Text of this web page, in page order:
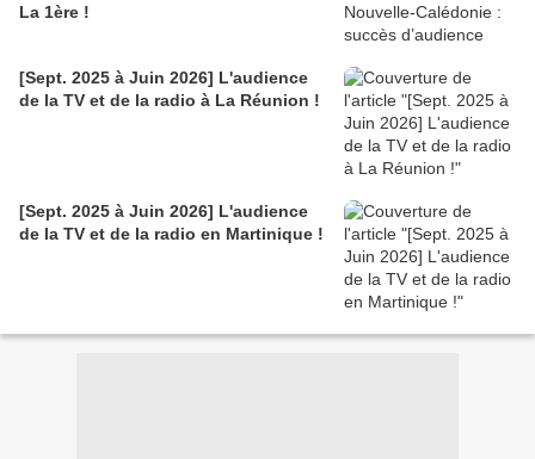
La 1ère !
[Sept. 2025 à Juin 2026] L'audience
de la TV et de la radio à La Réunion !
[Sept. 2025 à Juin 2026] L'audience
de la TV et de la radio en Martinique !